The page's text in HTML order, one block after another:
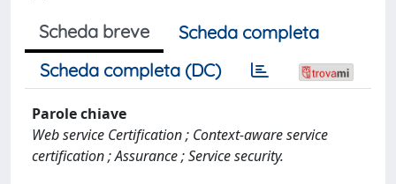
Scheda breve
Scheda completa
Scheda completa (DC)
Parole chiave
Web service Certification ; Context-aware service
certification ; Assurance ; Service security.